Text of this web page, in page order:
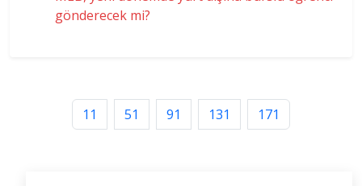
gönderecek mi?
11 51 91 131 171